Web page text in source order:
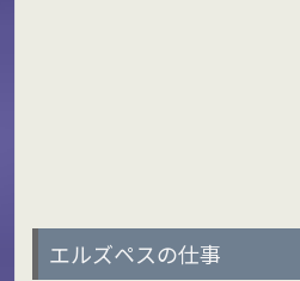
エルズペスの仕事